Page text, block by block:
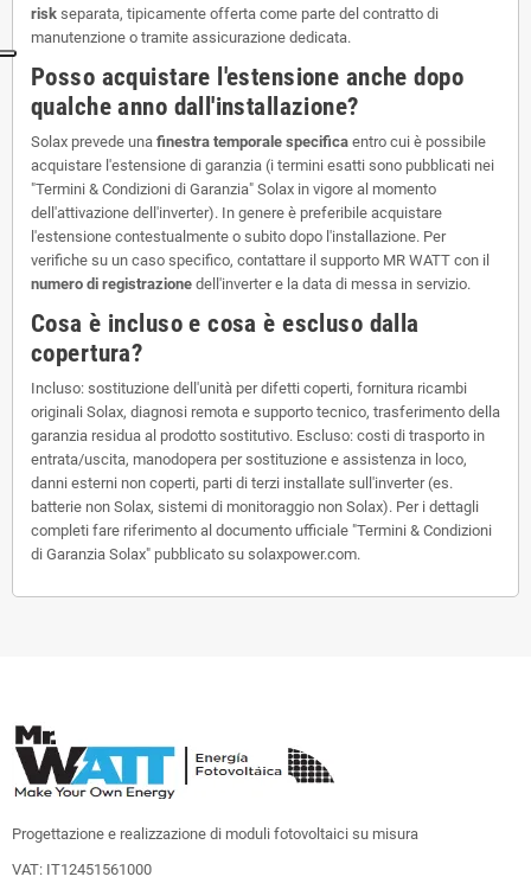
risk separata, tipicamente offerta come parte del contratto di
manutenzione o tramite assicurazione dedicata.
Posso acquistare l'estensione anche dopo
qualche anno dall'installazione?
Solax prevede una finestra temporale specifica entro cui è possibile
acquistare l'estensione di garanzia (i termini esatti sono pubblicati nei
"Termini & Condizioni di Garanzia" Solax in vigore al momento
dell'attivazione dell'inverter). In genere è preferibile acquistare
l'estensione contestualmente o subito dopo l'installazione. Per
verifiche su un caso specifico, contattare il supporto MR WATT con il
numero di registrazione dell'inverter e la data di messa in servizio.
Cosa è incluso e cosa è escluso dalla
copertura?
Incluso: sostituzione dell'unità per difetti coperti, fornitura ricambi
originali Solax, diagnosi remota e supporto tecnico, trasferimento della
garanzia residua al prodotto sostitutivo. Escluso: costi di trasporto in
entrata/uscita, manodopera per sostituzione e assistenza in loco,
danni esterni non coperti, parti di terzi installate sull'inverter (es.
batterie non Solax, sistemi di monitoraggio non Solax). Per i dettagli
completi fare riferimento al documento ufficiale "Termini & Condizioni
di Garanzia Solax" pubblicato su solaxpower.com.
Progettazione e realizzazione di moduli fotovoltaici su misura
VAT: IT12451561000